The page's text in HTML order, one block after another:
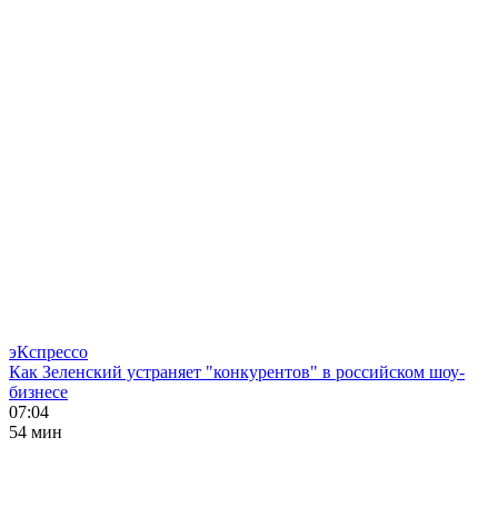
эКспрессо
Как Зеленский устраняет "конкурентов" в российском шоу-
бизнесе
07:04
54 мин